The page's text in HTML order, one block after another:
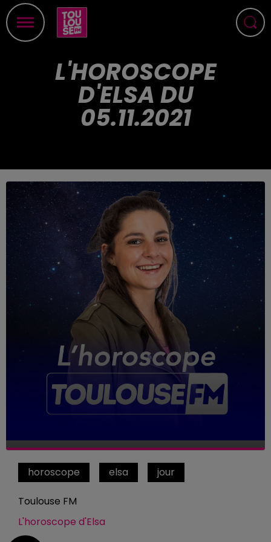
L'HOROSCOPE
D'ELSA DU
05.11.2021
horoscope elsa jour
Toulouse FM
L'horoscope d'Elsa